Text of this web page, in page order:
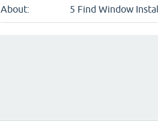
About: 5 Find Window